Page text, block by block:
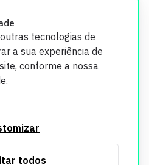
tecnologias de
a sua experiência de
conforme a nossa
.
todos
em nosso site são
fins de aprimoramento de
de Privacidade.